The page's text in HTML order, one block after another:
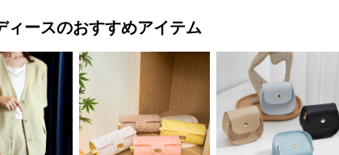
ィースのおすすめアイテム